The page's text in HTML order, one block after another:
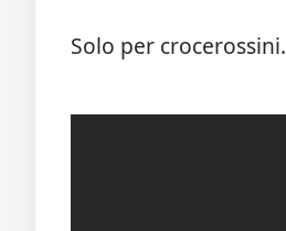
Solo per crocerossini.